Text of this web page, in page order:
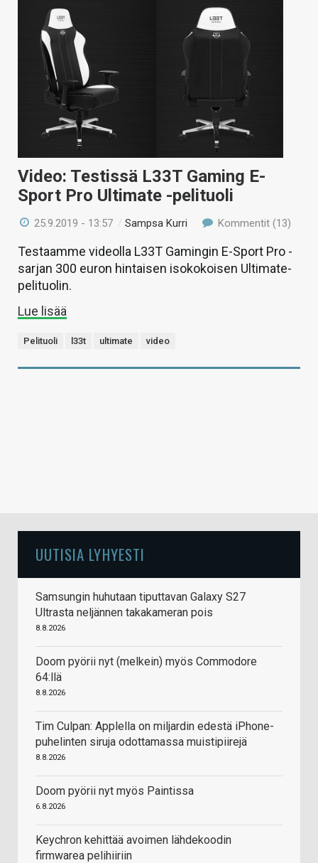
HINTA.FI
KAUPPA
VAIHDA TEEMA
HAKU
Video: Testissä L33T Gaming E-
Sport Pro Ultimate -pelituoli
25.9.2019 - 13:57 /Sampsa Kurri Kommentit (13)
Testaamme videolla L33T Gamingin E-Sport Pro -
sarjan 300 euron hintaisen isokokoisen Ultimate-
pelituolin.
Lue lisää
Pelituoli l33t ultimate video
UUTISIA LYHYESTI
Samsungin huhutaan tiputtavan Galaxy S27
Ultrasta neljännen takakameran pois
8.8.2026
Doom pyörii nyt (melkein) myös Commodore
64:llä
8.8.2026
Tim Culpan: Applella on miljardin edestä iPhone-
puhelinten siruja odottamassa muistipiirejä
8.8.2026
Doom pyörii nyt myös Paintissa
6.8.2026
Keychron kehittää avoimen lähdekoodin
firmwarea pelihiiriin